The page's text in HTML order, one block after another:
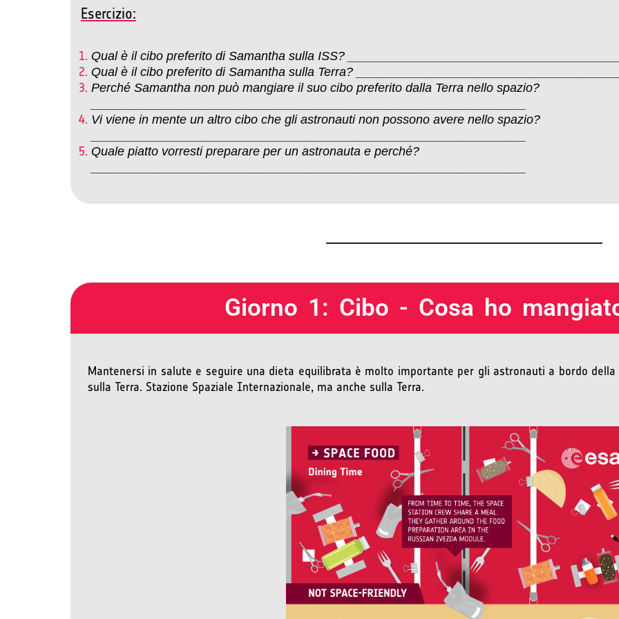
Esercizio:
Qual è il cibo preferito di Samantha sulla ISS?
Qual è il cibo preferito di Samantha sulla Terra?
Perché Samantha non può mangiare il suo cibo preferito dalla Terra nello spazio?
Vi viene in mente un altro cibo che gli astronauti non possono avere nello spazio?
Quale piatto vorresti preparare per un astronauta e perché?
Giorno 1: Cibo - Cosa ho
Mantenersi in salute e seguire una dieta equilibrata è molto importante per gli astronauti a bordo della
sulla Terra. Stazione Spaziale Internazionale, ma anche sulla Terra.